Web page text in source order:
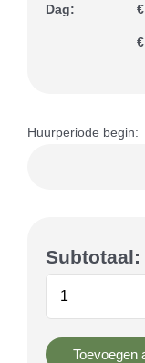
Dag:
Huurperiode begin:
Subtotaal:
Toevoegen